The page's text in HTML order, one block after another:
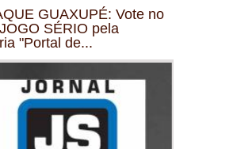
GUAXUPÉ: Vote no
SÉRIO pela
"Portal de...